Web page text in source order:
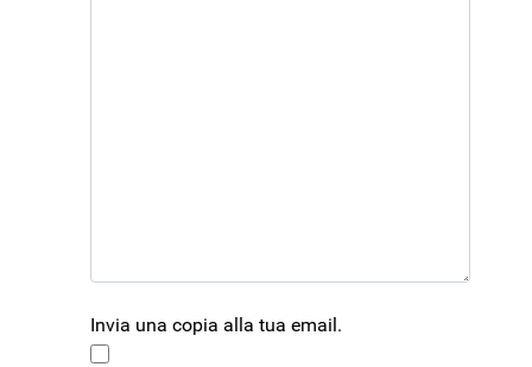
Invia una copia alla tua email.